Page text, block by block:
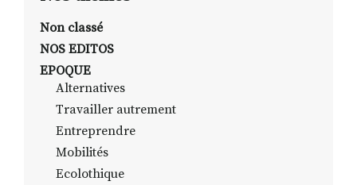
ROSÉE DE MAI
RECHERCHER
Non classé
NOS EDITOS
EPOQUE
Alternatives
Travailler autrement
Entreprendre
Mobilités
Ecolothique